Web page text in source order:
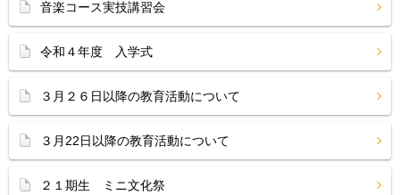
音楽コース実技講習会
令和４年度 入学式
３月２６日以降の教育活動について
３月22日以降の教育活動について
２１期生 ミニ文化祭